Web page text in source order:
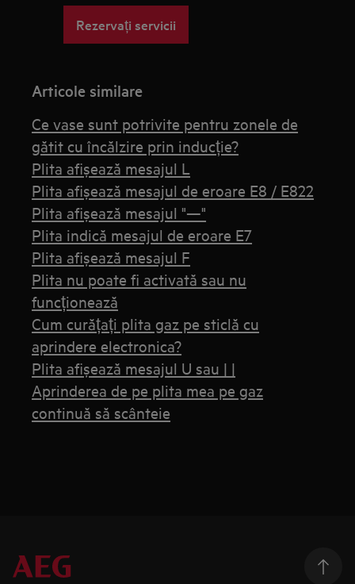
Rezervați servicii
Articole similare
Ce vase sunt potrivite pentru zonele de
gătit cu încălzire prin inducție?
Plita afişează mesajul L
Plita afișează mesajul de eroare E8 / E822
Plita afişează mesajul "—"
Plita indică mesajul de eroare E7
Plita afișează mesajul F
Plita nu poate fi activată sau nu
funcționează
Cum curățați plita gaz pe sticlă cu
aprindere electronica?
Plita afişează mesajul U sau | |
Aprinderea de pe plita mea pe gaz
continuă să scânteie